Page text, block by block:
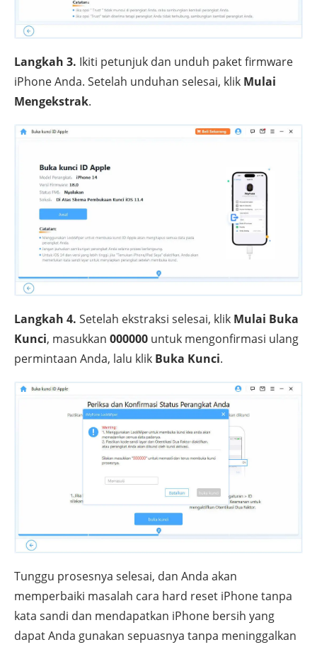
Langkah 3. Ikiti petunjuk dan unduh paket firmware
iPhone Anda. Setelah unduhan selesai, klik Mulai
Mengekstrak.
Langkah 4. Setelah ekstraksi selesai, klik Mulai Buka
Kunci, masukkan 000000 untuk mengonfirmasi ulang
permintaan Anda, lalu klik Buka Kunci.
Tunggu prosesnya selesai, dan Anda akan
memperbaiki masalah cara hard reset iPhone tanpa
kata sandi dan mendapatkan iPhone bersih yang
dapat Anda gunakan sepuasnya tanpa meninggalkan